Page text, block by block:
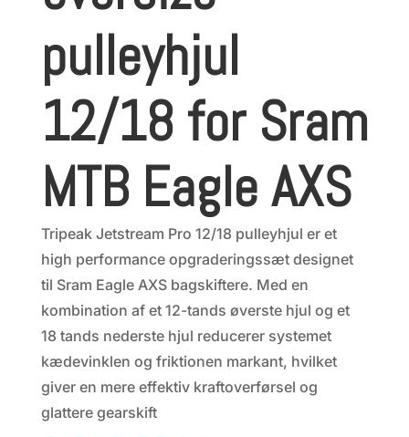
pulleyhjul
12/18 for Sram
MTB Eagle AXS
Tripeak Jetstream Pro 12/18 pulleyhjul er et
high performance opgraderingssæt designet
til Sram Eagle AXS bagskiftere. Med en
kombination af et 12-tands øverste hjul og et
18 tands nederste hjul reducerer systemet
kædevinklen og friktionen markant, hvilket
giver en mere effektiv kraftoverførsel og
glattere gearskift